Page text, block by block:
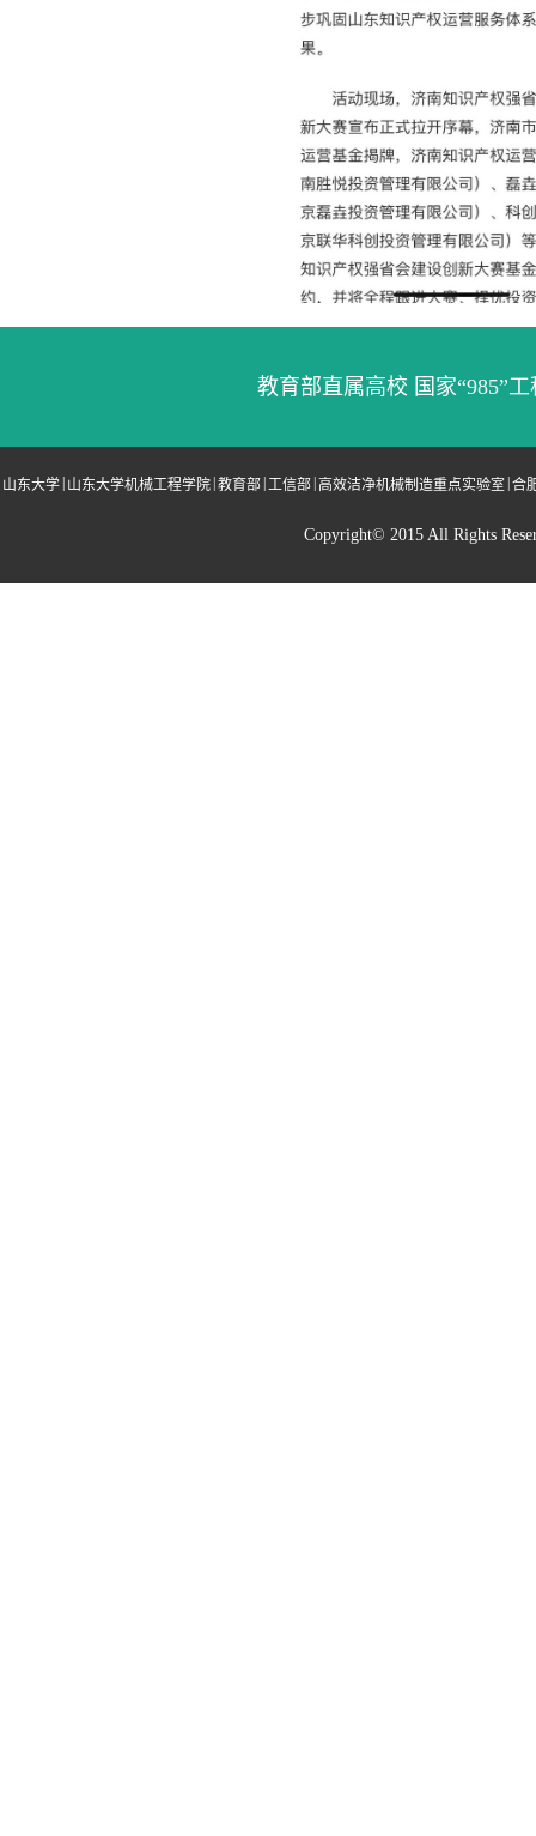
教育部直属高校 国家“985”
山东大学 | 山东大学机械工程学院 |教育部 | 工信部 |高效洁净机械制造重点实验室 |合
Copyright© 2015 All Rights